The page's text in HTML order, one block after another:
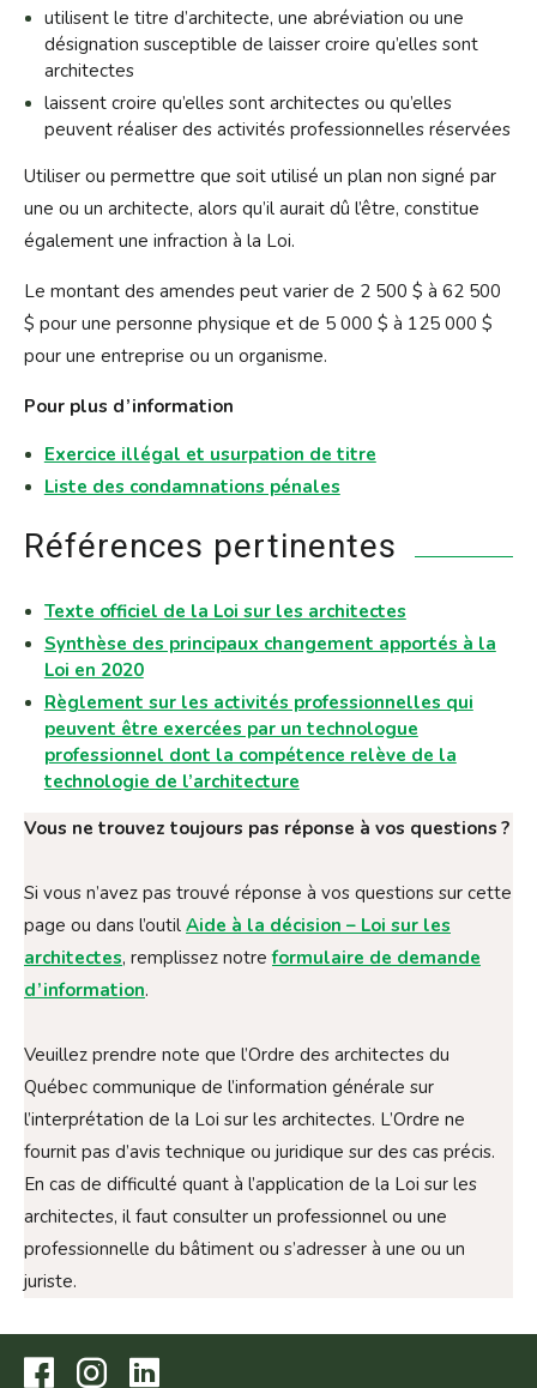
utilisent le titre d’architecte, une abréviation ou une
désignation susceptible de laisser croire qu’elles sont
architectes
laissent croire qu’elles sont architectes ou qu’elles
peuvent réaliser des activités professionnelles réservées
Utiliser ou permettre que soit utilisé un plan non signé par
une ou un architecte, alors qu’il aurait dû l’être, constitue
également une infraction à la Loi.
Le montant des amendes peut varier de 2 500 $ à 62 500
$ pour une personne physique et de 5 000 $ à 125 000 $
pour une entreprise ou un organisme.
Pour plus d’information
Exercice illégal et usurpation de titre
Liste des condamnations pénales
Références pertinentes
Texte officiel de la Loi sur les architectes
Synthèse des principaux changement apportés à la
Loi en 2020
Règlement sur les activités professionnelles qui
peuvent être exercées par un technologue
professionnel dont la compétence relève de la
technologie de l’architecture
Vous ne trouvez toujours pas réponse à vos questions ?
Si vous n’avez pas trouvé réponse à vos questions sur cette
page ou dans l’outil Aide à la décision – Loi sur les
architectes, remplissez notreformulaire de demande
d’information.
Veuillez prendre note que l’Ordre des architectes du
Québec communique de l’information générale sur
l’interprétation de la Loi sur les architectes. L’Ordre ne
fournit pas d’avis technique ou juridique sur des cas précis.
En cas de difficulté quant à l’application de la Loi sur les
architectes, il faut consulter un professionnel ou une
professionnelle du bâtiment ou s’adresser à une ou un
juriste.
VisitezVisitezVisitez